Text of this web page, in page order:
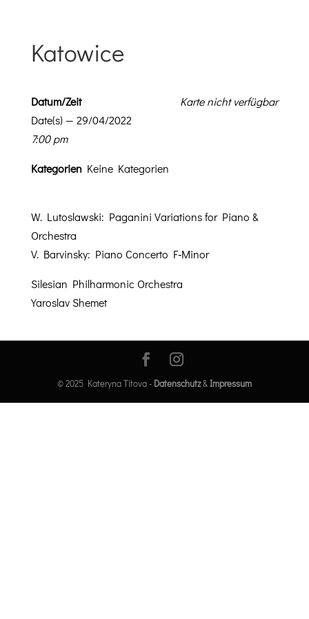
Katowice
Karte nicht verfügbar
Datum/Zeit
Date(s) — 29/04/2022
7:00 pm
Kat­e­gorienKeine Kategorien
W. Lutoslaws­ki: Pagani­ni Vari­a­tions for Piano &
Orchestra
V. Barvin­sky: Piano Con­cer­to F‑Minor
Sile­sian Phil­har­mon­ic Orchestra
Yaroslav Shemet
© 2025 Kateryna Titova - Datenschutz& Impressum